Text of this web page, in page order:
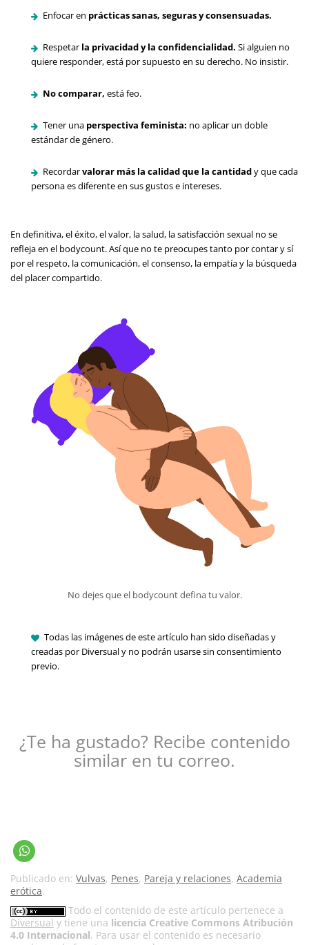
Enfocar en prácticas sanas, seguras y consensuadas.
Respetar la privacidad y la confidencialidad. Si alguien no
quiere responder, está por supuesto en su derecho. No insistir.
No comparar, está feo.
Tener una perspectiva feminista: no aplicar un doble
estándar de género.
Recordarvalorar más la calidad que la cantidady que cada
persona es diferente en sus gustos e intereses.
En definitiva, el éxito, el valor, la salud, la satisfacción sexual no se
refleja en el bodycount. Así que no te preocupes tanto por contar y sí
por el respeto, la comunicación, el consenso, la empatía y la búsqueda
del placer compartido.
No dejes que el bodycount defina tu valor.
Todas las imágenes de este artículo han sido diseñadas y
creadas por Diversual y no podrán usarse sin consentimiento
previo.
¿Te ha gustado? Recibe contenido
similar en tu correo.
Publicado en: Vulvas, Penes, Pareja y relaciones, Academia
erótica.
Todo el contenido de este artículo pertenece a
Diversual y tiene una licencia Creative Commons Atribución
4.0 Internacional. Para usar el contenido es necesario